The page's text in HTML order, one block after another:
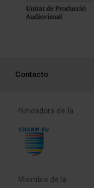
PEU 3
Contacto
Fundadora de la
Miembro de la